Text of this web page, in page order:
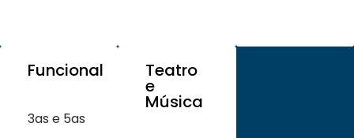
Funcional
3as e 5as
Teatro
e
Música